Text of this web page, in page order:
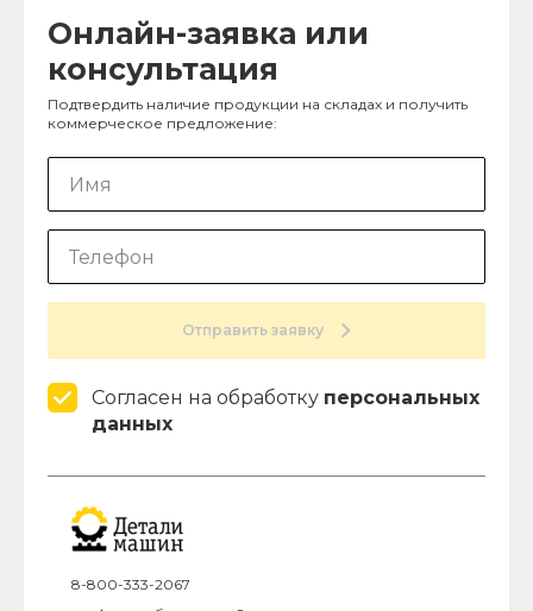
Онлайн-заявка или
консультация
Подтвердить наличие продукции на складах и получить
коммерческое предложение:
Отправить заявку
Согласен на обработку персональных
данных
8-800-333-2067